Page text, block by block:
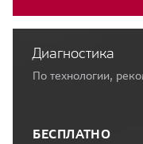
Диагностика
По технологии,
БЕСПЛАТНО